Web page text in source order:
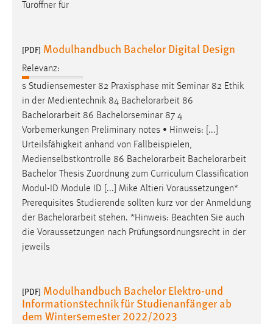
Türöffner für
[PDF] Modulhandbuch Bachelor Digital Design
Relevanz:
s Studiensemester 82 Praxisphase mit Seminar 82 Ethik
in der Medientechnik 84 Bachelorarbeit 86
Bachelorarbeit 86 Bachelorseminar 87 4
Vorbemerkungen Preliminary notes • Hinweis: [...]
Urteilsfähigkeit anhand von Fallbeispielen,
Medienselbstkontrolle 86 Bachelorarbeit Bachelorarbeit
Bachelor Thesis Zuordnung zum Curriculum Classification
Modul-ID Module ID [...] Mike Altieri Voraussetzungen*
Prerequisites Studierende sollten kurz vor der Anmeldung
der Bachelorarbeit stehen. *Hinweis: Beachten Sie auch
die Voraussetzungen nach Prüfungsordnungsrecht in der
jeweils
[PDF] Modulhandbuch Bachelor Elektro-und
Informationstechnik für Studienanfänger ab
dem Wintersemester 2022/2023